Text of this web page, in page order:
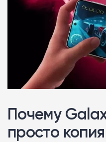
Почему
просто